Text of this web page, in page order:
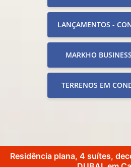
LANÇAMENTOS -
MARKHO
TERRENOS EM
Residência plana, 4 suítes,